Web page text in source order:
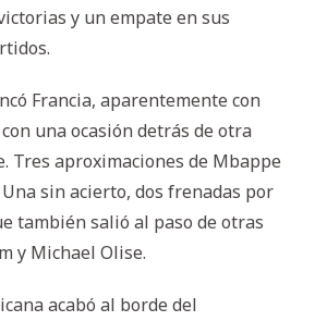
y un empate en sus
Francia, aparentemente con
una ocasión detrás de otra
Tres aproximaciones de Mbappe
sin acierto, dos frenadas por
también salió al paso de otras
y Michael Olise.
acabó al borde del